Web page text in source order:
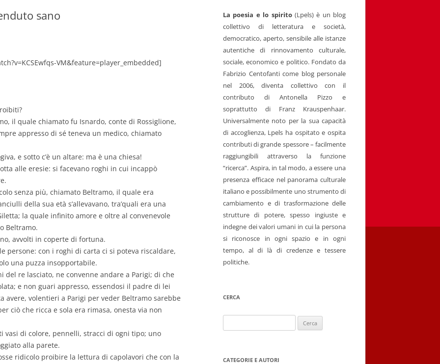
KIKA BOHR
MONICA MAZZITELLI
RICCARDO FERRAZZI
STEFANIE GOLISCH
sano
VM&feature=player_embedded]
il quale chiamato fu Isnardo, conte di Rossiglione,
appresso di sé teneva un medico, chiamato
e sotto c’è un altare: ma è una chiesa!
alle eresie: si facevano roghi in cui incappò
senza più, chiamato Beltramo, il quale era
della sua età s’allevavano, tra’quali era una
la quale infinito amore e oltre al convenevole
Beltramo.
avvolti in coperte di fortuna.
persone: con i roghi di carta ci si poteva riscaldare,
una puzza insopportabile.
re lasciato, ne convenne andare a Parigi; di che
e non guari appresso, essendosi il padre di lei
avere, volentieri a Parigi per veder Beltramo sarebbe
ciò che ricca e sola era rimasa, onesta via non
vasi di colore, pennelli, stracci di ogni tipo; uno
alla parete.
ridicolo proibire la lettura di capolavori che con la
La poesia e lo spirito(Lpels) è un blog
collettivo di letteratura e società,
democratico, aperto, sensibile alle istanze
autentiche di rinnovamento culturale,
sociale, economico e politico. Fondato da
Fabrizio Centofanti come blog personale
nel 2006, diventa collettivo con il
contributo di Antonella Pizzo e
soprattutto di Franz Krauspenhaar.
Universalmente noto per la sua capacità
di accoglienza, Lpels ha ospitato e ospita
contributi di grande spessore – facilmente
raggiungibili attraverso la funzione
“ricerca”. Aspira, in tal modo, a essere una
presenza efficace nel panorama culturale
italiano e possibilmente uno strumento di
cambiamento e di trasformazione delle
strutture di potere, spesso ingiuste e
indegne dei valori umani in cui la persona
si riconosce in ogni spazio e in ogni
tempo, al di là di credenze e tessere
politiche.
CERCA
per:
CATEGORIE E AUTORI